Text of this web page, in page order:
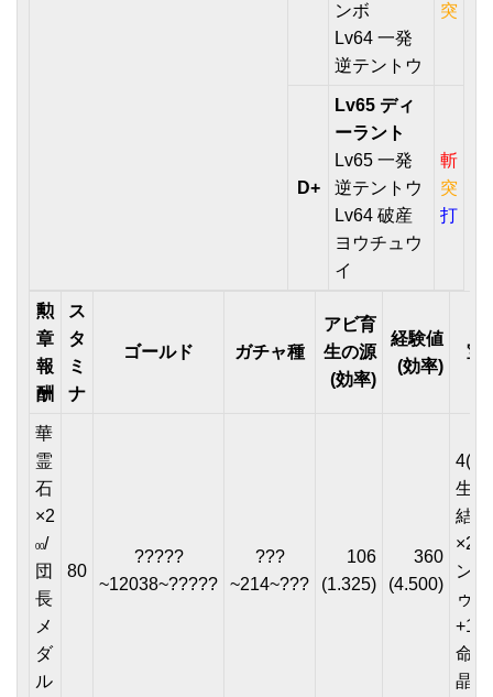
ンボ
Lv64 一発
逆テントウ
突
D+
Lv65 ディ
ーラント
Lv65 一発
逆テントウ
Lv64 破産
ヨウチュウ
イ
斬
突
打
勲
章
報
酬
ス
タ
ミ
ナ
ゴールド ガチャ種
アビ育
生の源
(効率)
経験値
(効率)
宝
華
霊
石
×2
00/
団
長
メ
ダ
ル
80
?????
~12038~?????
???
~214~???
106
(1.325)
360
(4.500)
生
結晶
ン
ゥ)
+1(
命
晶